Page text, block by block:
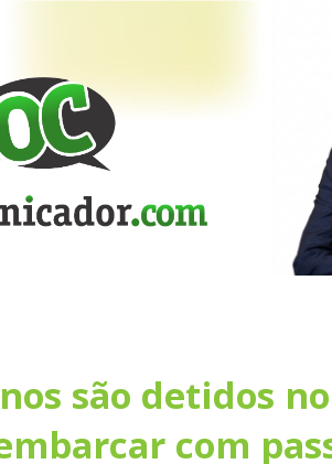
são detidos
com